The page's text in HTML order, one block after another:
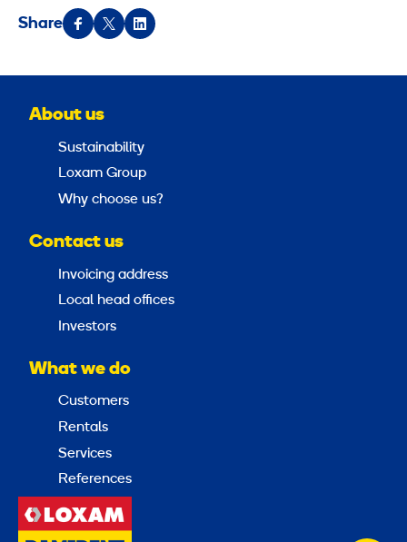
Share
About us
Sustainability
Loxam Group
Why choose us?
Contact us
Invoicing address
Local head offices
Investors
What we do
Customers
Rentals
Services
References